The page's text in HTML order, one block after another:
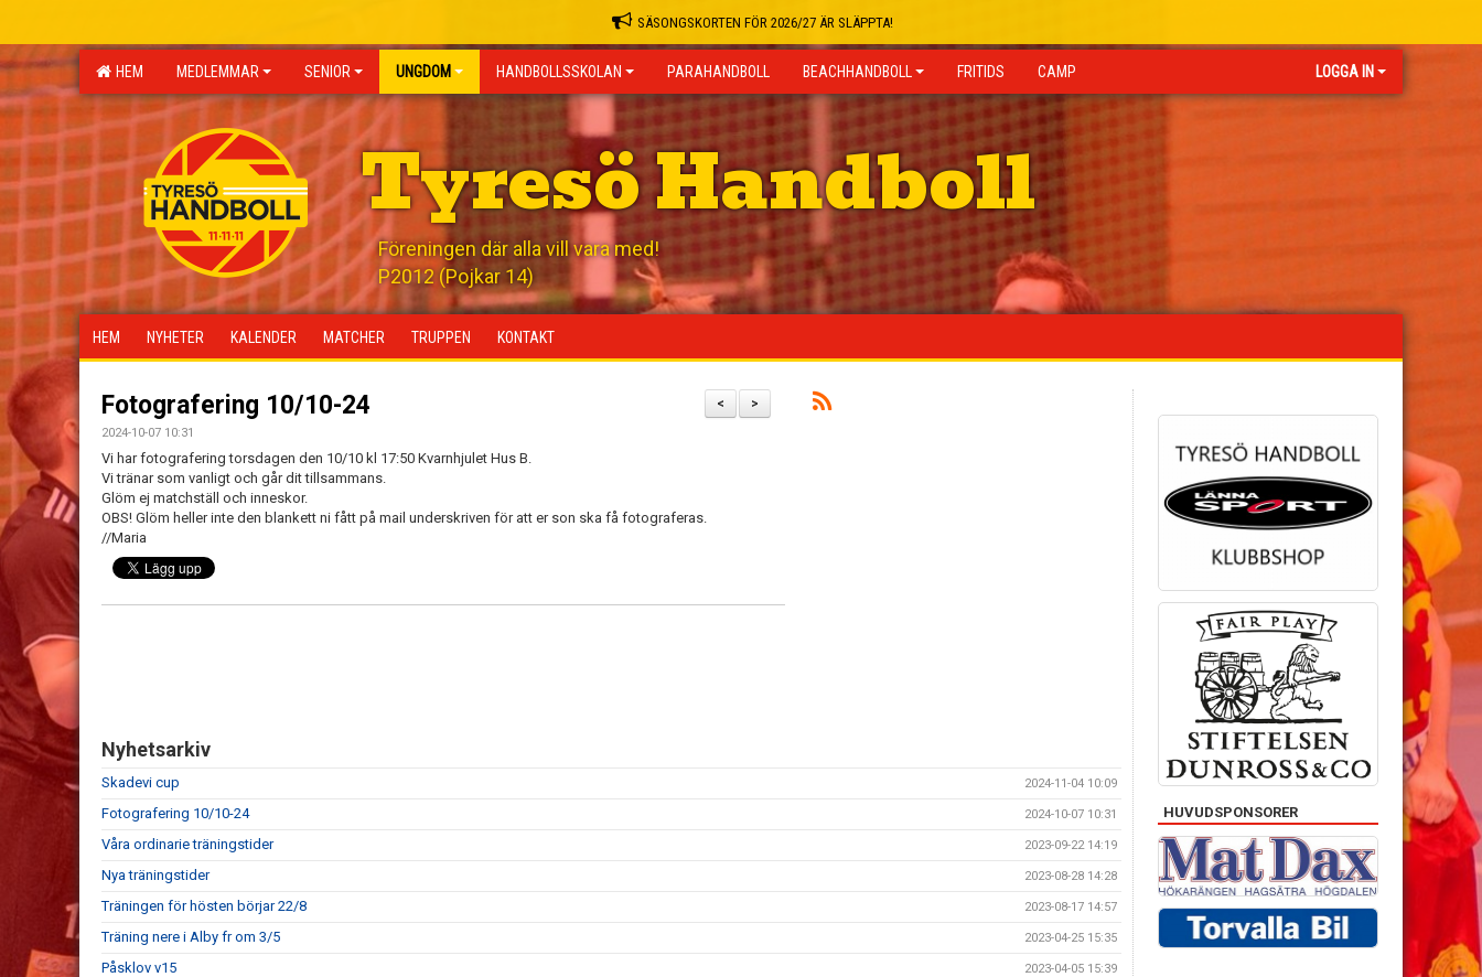
SÄSONGSKORTEN FÖR 2026/27 ÄR SLÄPPTA!
HEM MEDLEMMAR SENIOR UNGDOM HANDBOLLSSKOLAN PARAHANDBOLL BEACHHANDBOLL FRITIDS CAMP LOGGA IN
Tyresö Handboll
Föreningen där alla vill vara med!
P2012 (Pojkar 14)
HEM NYHETER KALENDER MATCHER TRUPPEN KONTAKT
>
<
Fotografering 10/10-24
2024-10-07 10:31
Vi har fotografering torsdagen den 10/10 kl 17:50 Kvarnhjulet Hus B.
Vi tränar som vanligt och går dit tillsammans.
Glöm ej matchställ och inneskor.
OBS! Glöm heller inte den blankett ni fått på mail underskriven för att er son ska få fotograferas.
//Maria
Nyhetsarkiv
Skadevi cup 2024-11-04 10:09
Fotografering 10/10-24 2024-10-07 10:31
Våra ordinarie träningstider 2023-09-22 14:19
Nya träningstider 2023-08-28 14:28
Träningen för hösten börjar 22/8 2023-08-17 14:57
Träning nere i Alby fr om 3/5 2023-04-25 15:35
Påsklov v15 2023-04-05 15:39
HUVUDSPONSORER